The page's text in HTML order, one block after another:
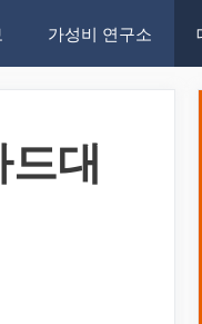
가성비 연구소
대